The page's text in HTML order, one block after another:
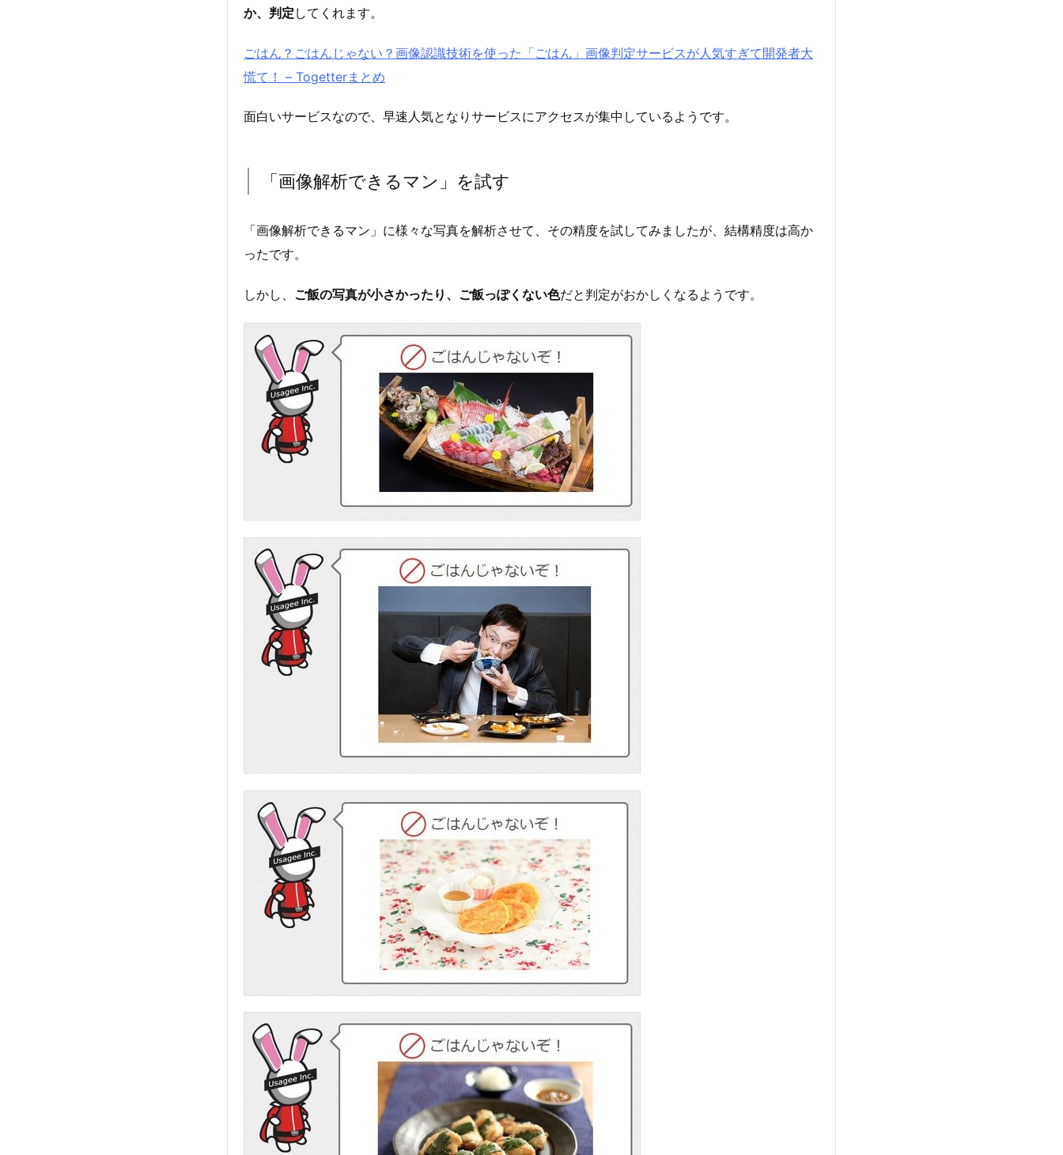
か、判定 してくれます。
ごはん？ごはんじゃない？画像認識技術を使った「ごはん」画像判定サービスが人気すぎて開発者大
慌て！ – Togetterまとめ
面白いサービスなので、早速人気となりサービスにアクセスが集中しているようです。
「画像解析できるマン」を試す
「画像解析できるマン」に様々な写真を解析させて、その精度を試してみましたが、結構精度は高か
ったです。
しかし、 ご飯の写真が小さかったり、ご飯っぽくない色だと判定がおかしくなるようです。